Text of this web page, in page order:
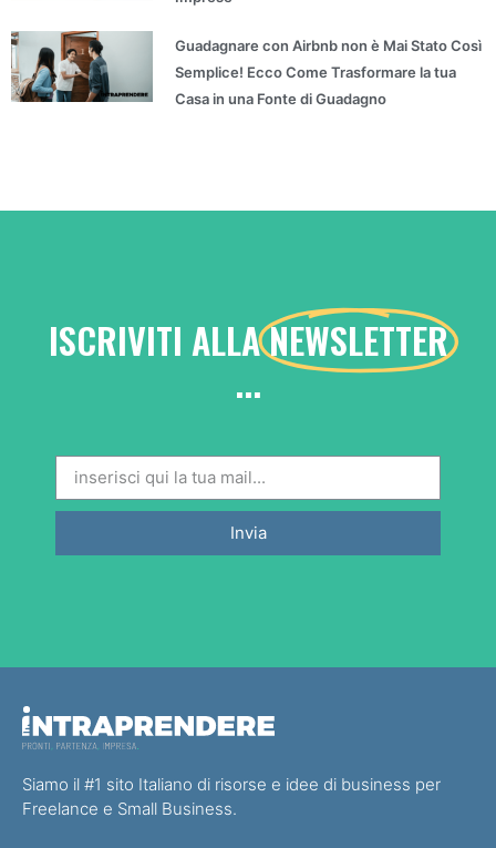
Guadagnare con Airbnb non è Mai Stato Così
Semplice! Ecco Come Trasformare la tua
Casa in una Fonte di Guadagno
ISCRIVITI ALLANEWSLETTER
...
Invia
Siamo il #1 sito Italiano di risorse e idee di business per
Freelance e Small Business.